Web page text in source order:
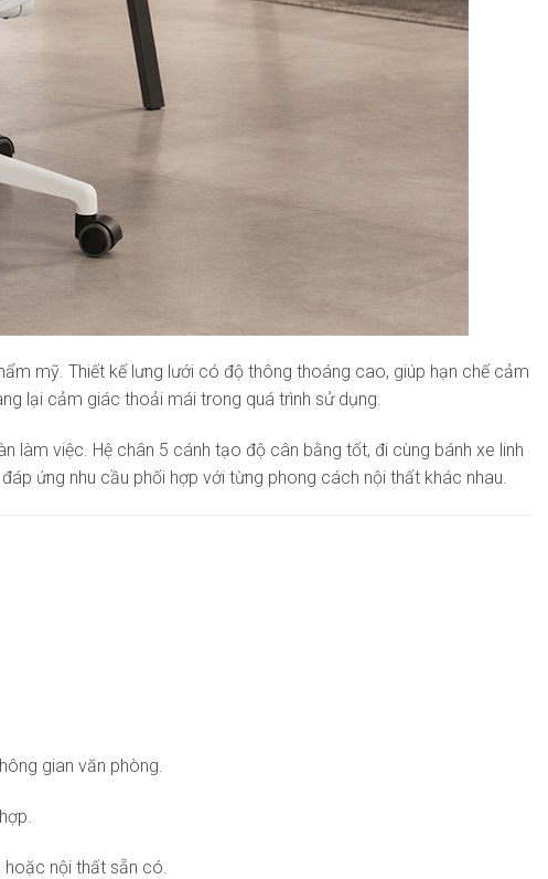
mỹ. Thiết kế lưng lưới có độ thông thoáng cao, giúp hạn chế cảm
lại cảm giác thoải mái trong quá trình sử dụng.
làm việc. Hệ chân 5 cánh tạo độ cân bằng tốt, đi cùng bánh xe linh
ứng nhu cầu phối hợp với từng phong cách nội thất khác nhau.
gian văn phòng.
nội thất sẵn có.